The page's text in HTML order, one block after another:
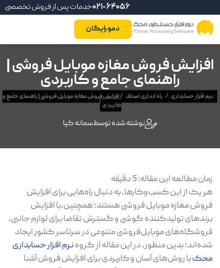
خدمات پس از فروش تخصصی021-64056
دمو رایگان
فروش مغازه موبایل فروشی |
راهنمای جامع و کاربردی
افزار حسابداری / راه اندازی اصناف /افزایش فروش مغازه موبایل فروشی | راهنمای جامع و
کاربردی
نوشته شده توسطسمانه کیا
مطالعه این مقاله:5دقیقه
یک از این کسب‌وکارها، به دنبال راه‌هایی برای افزایش
مغازه موبایل فروشی هستند؛ همچنین،با افزایش
تولیدکننده گوشی و گسترش تقاضا برای لوازم جانبی،
موبایل‌فروشی متنوعی در سرتاسر کشور ایجاد
بدین منظور، در این مقاله از گروهنرم افزار حسابداری
با روش‌های آسان و کاربردی برای افزایش فروش آشنا